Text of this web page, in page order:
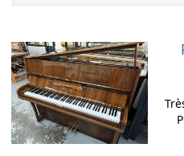
Votre
Format :